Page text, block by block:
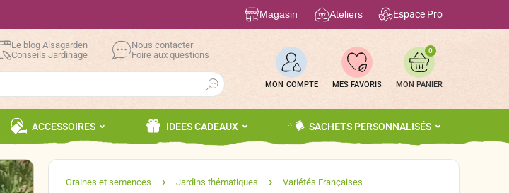
Magasin Ateliers Espace Pro
Le blog Alsagarden
Conseils Jardinage
Nous contacter
Foire aux questions
Search Button
MON COMPTE MES FAVORIS
0
ACCESSOIRES IDEES CADEAUX SACHETS PERSONNALISÉS